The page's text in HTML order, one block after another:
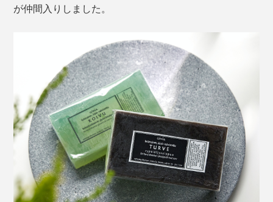
が仲間入りしました。